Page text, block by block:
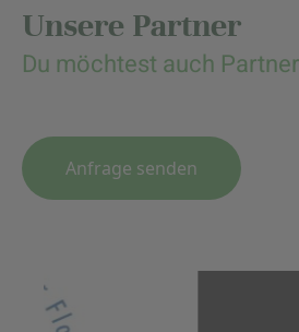
Unsere Partner
Du möchtest auch
Anfrage senden